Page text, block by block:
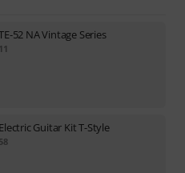
52 NA Vintage Series
Electric Guitar Kit T-Style